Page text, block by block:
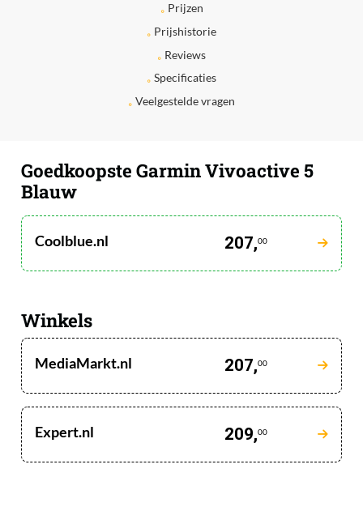
Prijzen
Prijshistorie
Reviews
Specificaties
Veelgestelde vragen
Goedkoopste Garmin Vivoactive 5
Blauw
Coolblue.nl 207,00
Winkels
MediaMarkt.nl 207,00
Expert.nl 209,00